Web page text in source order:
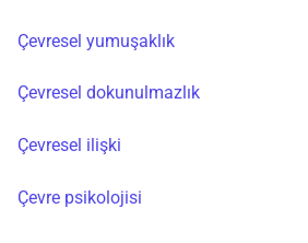
Çevresel yumuşaklık
Çevresel dokunulmazlık
Çevresel ilişki
Çevre psikolojisi